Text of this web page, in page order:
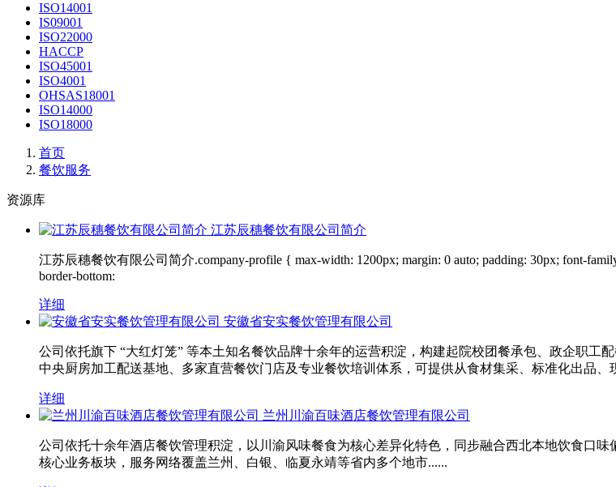
ISO14001
IS09001
ISO22000
HACCP
ISO45001
ISO4001
OHSAS18001
ISO14000
ISO18000
首页
餐饮服务
资源库
江苏辰穗餐饮有限公司简介
江苏辰穗餐饮有限公司简介.company-profile { max-width: 1200px; margin: 0 auto; padding: 30px; font-
border-bottom:
详细
安徽省安实餐饮管理有限公司
公司依托旗下 “大红灯笼” 等本土知名餐饮品牌十余年的运营积淀，构建起院校团餐承包、政企职
中央厨房加工配送基地、多家直营餐饮门店及专业餐饮培训体系，可提供从食材集采、标准化出品
详细
兰州川渝百味酒店餐饮管理有限公司
公司依托十余年酒店餐饮管理积淀，以川渝风味餐食为核心差异化特色，同步融合西北本地饮食口
核心业务板块，服务网络覆盖兰州、白银、临夏永靖等省内多个地市......